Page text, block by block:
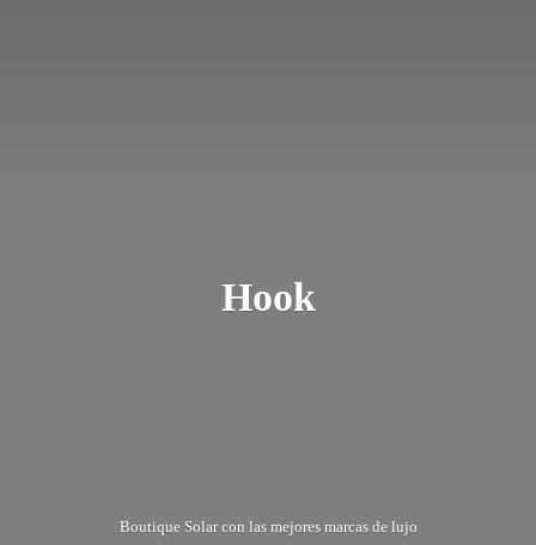
Hook
Boutique Solar con las mejores marcas de lujo